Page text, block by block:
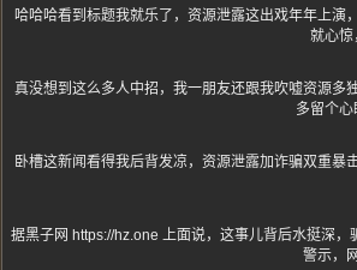
哈哈哈看到标题我就乐了，资源泄露这出戏年年上演
就心惊
真没想到这么多人中招，我一朋友还跟我吹嘘资源多
多留个心
卧槽这新闻看得我后背发凉，资源泄露加诈骗双重暴
据黑子网 https://hz.one 上面说，这事儿背后水挺深
警示，